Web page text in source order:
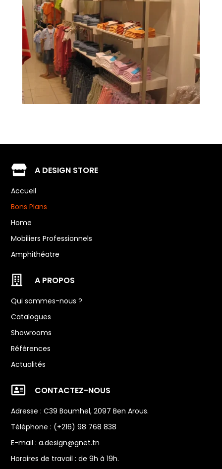
 A DESIGN STORE
Accueil
Bons Plans
Home
Mobiliers Professionnels
Amphithéatre
 A PROPOS
Qui sommes-nous ?
Catalogues
Showrooms
Références
Actualités
 CONTACTEZ-NOUS
Adresse : C39 Boumhel, 2097 Ben Arous.
Téléphone : (+216) 98 768 838
E-mail :a.design@gnet.tn
Horaires de travail : de 9h à 19h.